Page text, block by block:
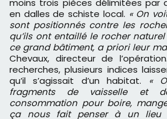
moins trois pièces délimitées par
en dalles de schiste local. « On
sont positionnés contre les
qu’ils ont entaillé le rocher
ce grand bâtiment, a priori leur
Chevaux, directeur de
recherches, plusieurs indices
qu’il s’agissait d’un habitat.
«
fragments de vaisselle et
consommation pour boire,
ça nous fait penser à un lieu